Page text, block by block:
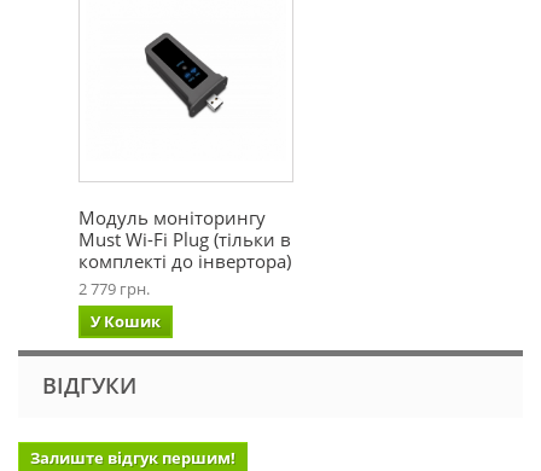
Модуль моніторингу
Must Wi-Fi Plug (тільки в
комплекті до інвертора)
2 779 грн.
У Кошик
ВІДГУКИ
Залиште відгук першим!